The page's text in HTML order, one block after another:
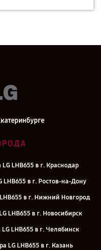
LHB655 в г. Краснодар
в г. Ростов-на-Дону
в г. Нижний Новгород
LHB655 в г. Новосибирск
LHB655 в г. Челябинск
LG LHB655 в г. Казань